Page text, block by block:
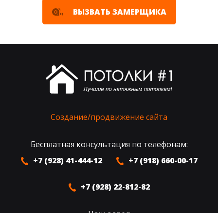
ВЫЗВАТЬ ЗАМЕРЩИКА
Создание/продвижение сайта
Бесплатная консультация по телефонам:
+7 (928) 41-444-12
+7 (918) 660-00-17
+7 (928) 22-812-82